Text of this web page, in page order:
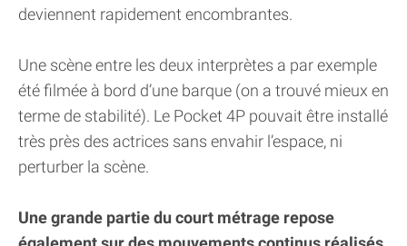
deviennent rapidement encombrantes.
Une scène entre les deux interprètes a par exemple
été filmée à bord d’une barque (on a trouvé mieux en
terme de stabilité). Le Pocket 4P pouvait être installé
très près des actrices sans envahir l’espace, ni
perturber la scène.
Une grande partie du court métrage repose